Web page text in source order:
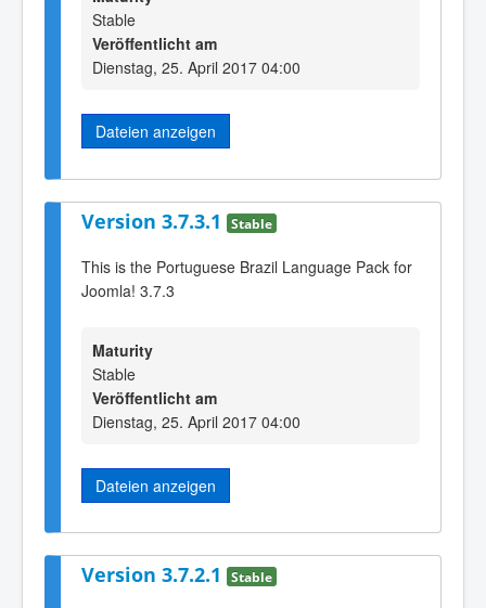
Stable
Veröffentlicht am
Dienstag, 25. April 2017 04:00
Dateien anzeigen
Version 3.7.3.1 Stable
This is the Portuguese Brazil Language Pack for
Joomla! 3.7.3
Maturity
Stable
Veröffentlicht am
Dienstag, 25. April 2017 04:00
Dateien anzeigen
Version 3.7.2.1 Stable